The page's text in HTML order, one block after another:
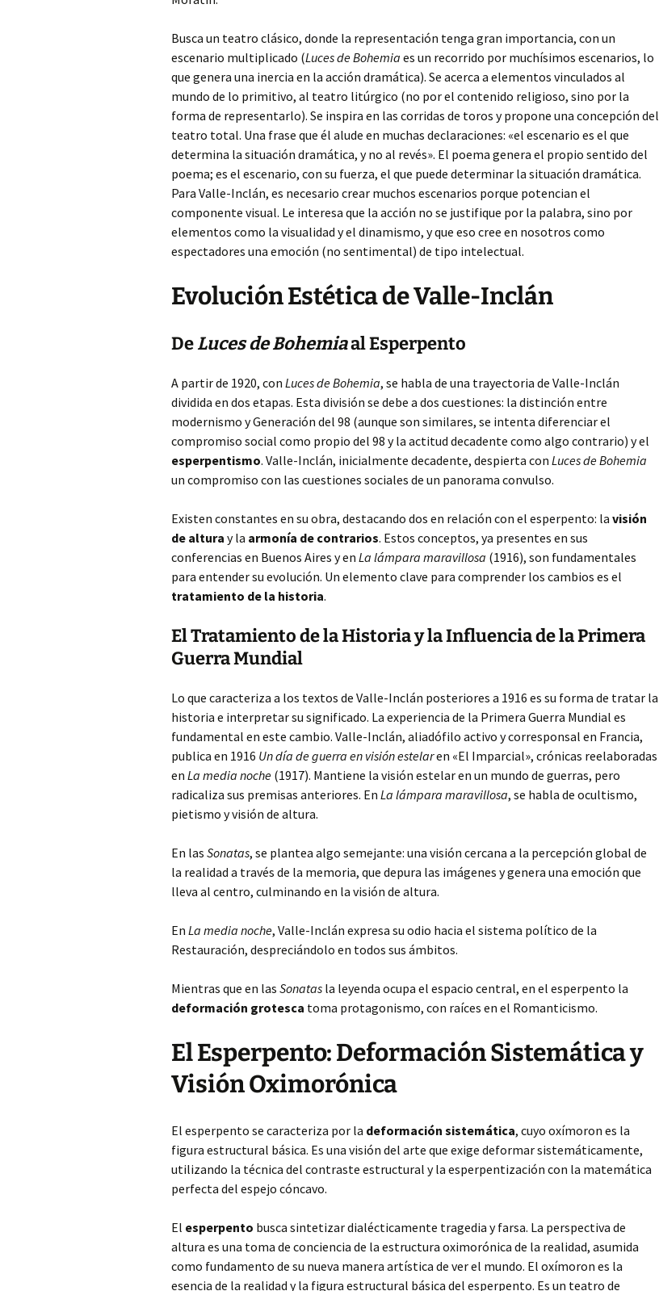
Busca un teatro clásico, donde la representación tenga gran importancia, con un
escenario multiplicado (Luces de Bohemia es un recorrido por muchísimos escenarios, lo
que genera una inercia en la acción dramática). Se acerca a elementos vinculados al
mundo de lo primitivo, al teatro litúrgico (no por el contenido religioso, sino por la
forma de representarlo). Se inspira en las corridas de toros y propone una concepción del
teatro total. Una frase que él alude en muchas declaraciones: «el escenario es el que
determina la situación dramática, y no al revés». El poema genera el propio sentido del
poema; es el escenario, con su fuerza, el que puede determinar la situación dramática.
Para Valle-Inclán, es necesario crear muchos escenarios porque potencian el
componente visual. Le interesa que la acción no se justifique por la palabra, sino por
elementos como la visualidad y el dinamismo, y que eso cree en nosotros como
espectadores una emoción (no sentimental) de tipo intelectual.
Evolución Estética de Valle-Inclán
DeLuces de Bohemiaal Esperpento
A partir de 1920, con Luces de Bohemia, se habla de una trayectoria de Valle-Inclán
dividida en dos etapas. Esta división se debe a dos cuestiones: la distinción entre
modernismo y Generación del 98 (aunque son similares, se intenta diferenciar el
compromiso social como propio del 98 y la actitud decadente como algo contrario) y el
esperpentismo. Valle-Inclán, inicialmente decadente, despierta con Luces de Bohemia
un compromiso con las cuestiones sociales de un panorama convulso.
Existen constantes en su obra, destacando dos en relación con el esperpento: la visión
de altura y la armonía de contrarios. Estos conceptos, ya presentes en sus
conferencias en Buenos Aires y en La lámpara maravillosa (1916), son fundamentales
para entender su evolución. Un elemento clave para comprender los cambios es el
tratamiento de la historia.
El Tratamiento de la Historia y la Influencia de la Primera
Guerra Mundial
Lo que caracteriza a los textos de Valle-Inclán posteriores a 1916 es su forma de tratar la
historia e interpretar su significado. La experiencia de la Primera Guerra Mundial es
fundamental en este cambio. Valle-Inclán, aliadófilo activo y corresponsal en Francia,
publica en 1916 Un día de guerra en visión estelaren «El Imparcial», crónicas reelaboradas
en La media noche (1917). Mantiene la visión estelar en un mundo de guerras, pero
radicaliza sus premisas anteriores. En La lámpara maravillosa, se habla de ocultismo,
pietismo y visión de altura.
En las Sonatas, se plantea algo semejante: una visión cercana a la percepción global de
la realidad a través de la memoria, que depura las imágenes y genera una emoción que
lleva al centro, culminando en la visión de altura.
En La media noche, Valle-Inclán expresa su odio hacia el sistema político de la
Restauración, despreciándolo en todos sus ámbitos.
Mientras que en las Sonatas la leyenda ocupa el espacio central, en el esperpento la
deformación grotesca toma protagonismo, con raíces en el Romanticismo.
El Esperpento: Deformación Sistemática y
Visión Oximorónica
El esperpento se caracteriza por la deformación sistemática, cuyo oxímoron es la
figura estructural básica. Es una visión del arte que exige deformar sistemáticamente,
utilizando la técnica del contraste estructural y la esperpentización con la matemática
perfecta del espejo cóncavo.
El esperpento busca sintetizar dialécticamente tragedia y farsa. La perspectiva de
altura es una toma de conciencia de la estructura oximorónica de la realidad, asumida
como fundamento de su nueva manera artística de ver el mundo. El oxímoron es la
esencia de la realidad y la figura estructural básica del esperpento. Es un teatro de